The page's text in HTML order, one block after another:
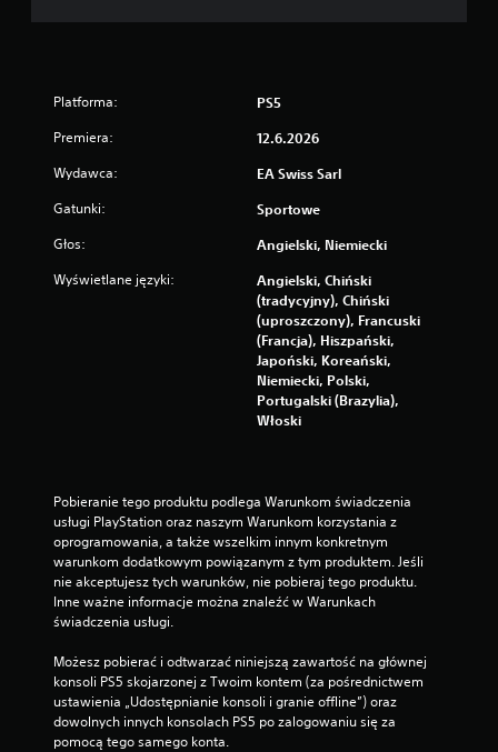
Platforma: PS5
Premiera: 12.6.2026
Wydawca: EA Swiss Sarl
Gatunki: Sportowe
Głos: Angielski, Niemiecki
Wyświetlane języki:
Angielski, Chiński
(tradycyjny), Chiński
(uproszczony), Francuski
(Francja), Hiszpański,
Japoński, Koreański,
Niemiecki, Polski,
Portugalski (Brazylia),
Włoski
Pobieranie tego produktu podlega Warunkom świadczenia
usługi PlayStation oraz naszym Warunkom korzystania z
oprogramowania, a także wszelkim innym konkretnym
warunkom dodatkowym powiązanym z tym produktem. Jeśli
nie akceptujesz tych warunków, nie pobieraj tego produktu.
Inne ważne informacje można znaleźć w Warunkach
świadczenia usługi.
Możesz pobierać i odtwarzać niniejszą zawartość na głównej
konsoli PS5 skojarzonej z Twoim kontem (za pośrednictwem
ustawienia „Udostępnianie konsoli i granie offline”) oraz
dowolnych innych konsolach PS5 po zalogowaniu się za
pomocą tego samego konta.